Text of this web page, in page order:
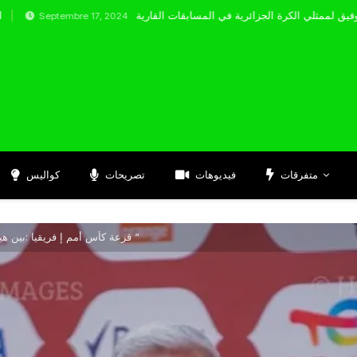
17, 2024
كواليس تصريحات فيديوهات متفرقات
“قرعة كأس أمم إ فريقيا :بين هيبة الجزائر وواقعية بيتكوفيتش “